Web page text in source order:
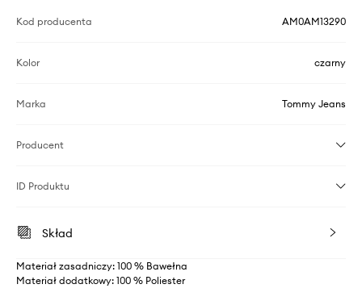
Kod producenta AM0AM13290
Kolor czarny
Marka Tommy Jeans
Producent
ID Produktu
Skład
Materiał zasadniczy: 100 % Bawełna
Materiał dodatkowy: 100 % Poliester